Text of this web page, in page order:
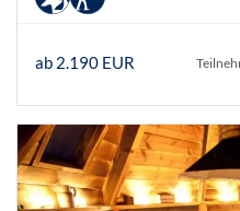
ab 2.190 EUR